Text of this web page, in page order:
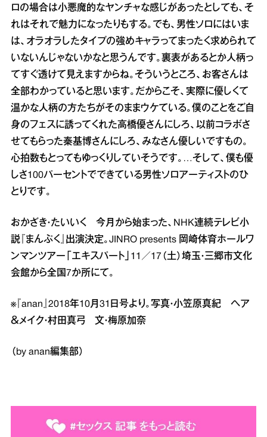
ロの場合は小悪魔的なヤンチャな感じがあったとしても、そ
れはそれで魅力になったりもする。でも、男性ソロにはいま
は、オラオラしたタイプの強めキャラってまったく求められて
いないんじゃないかなと思うんです。裏表があるとか人柄っ
てすぐ透けて見えますからね。そういうところ、お客さんは
全部わかっていると思います。だからこそ、実際に優しくて
温かな人柄の方たちがそのままウケている。僕のことをご自
身のフェスに誘ってくれた高橋優さんにしろ、以前コラボさ
せてもらった秦基博さんにしろ、みなさん優しいですもの。
心拍数もとってもゆっくりしていそうです。…そして、僕も優
しさ100パーセントでできている男性ソロアーティストのひ
とりです。
おかざき・たいいく 今月から始まった、NHK連続テレビ小
説『まんぷく』出演決定。JINRO presents 岡崎体育ホールワ
ンマンツアー「エキスパート」11／17（土）埼玉・三郷市文化
会館から全国7か所にて。
※『anan』2018年10月31日号より。写真・小笠原真紀 ヘア
＆メイク・村田真弓 文・梅原加奈
（by anan編集部）